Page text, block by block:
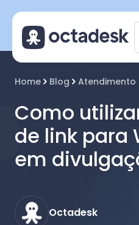
Home Blog Atendimento
Como
de link para
em
Octadesk
Octadesk
Online agora